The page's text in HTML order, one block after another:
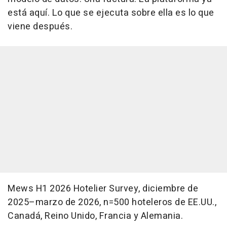
está aquí. Lo que se ejecuta sobre ella es lo que
viene después.
Mews H1 2026 Hotelier Survey, diciembre de
2025–marzo de 2026, n=500 hoteleros de EE.UU.,
Canadá, Reino Unido, Francia y Alemania.